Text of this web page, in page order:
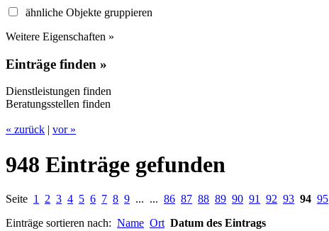
ähnliche Objekte gruppieren
Weitere Eigenschaften »
Einträge finden »
Dienstleistungen finden
Beratungsstellen finden
« zurück | vor »
948 Einträge gefunden
Seite 1 2 3 4 5 6 7 8 9 ... ... 86 87 88 89 90 91 92 93 94 95
Einträge sortieren nach: Name Ort Datum des Eintrags